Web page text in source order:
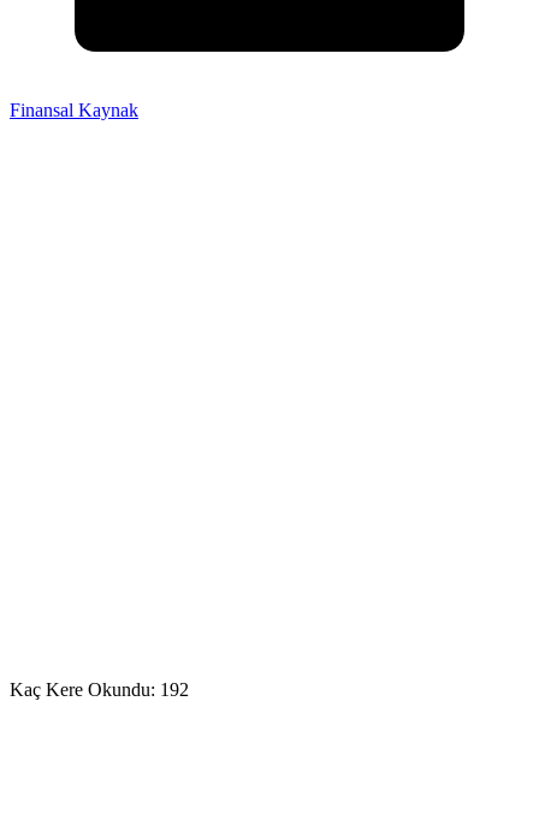
Finansal Kaynak
Kaç Kere Okundu: 192